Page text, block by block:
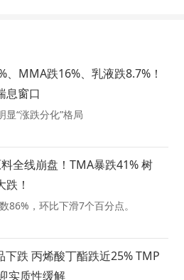
、MMA跌16%、乳液跌8.7%！
息窗口
“涨跌分化”格局
全线崩盘！TMA暴跌41% 树
！
86%，环比下滑7个百分点。
下跌 丙烯酸丁酯跌近25% TMP
实质性缓解